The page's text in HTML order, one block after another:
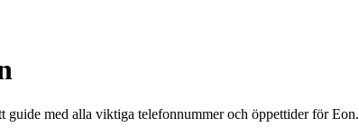
med alla viktiga telefonnummer och öppettider för Eon.